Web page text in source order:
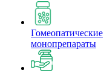
Гомеопатические
монопрепараты